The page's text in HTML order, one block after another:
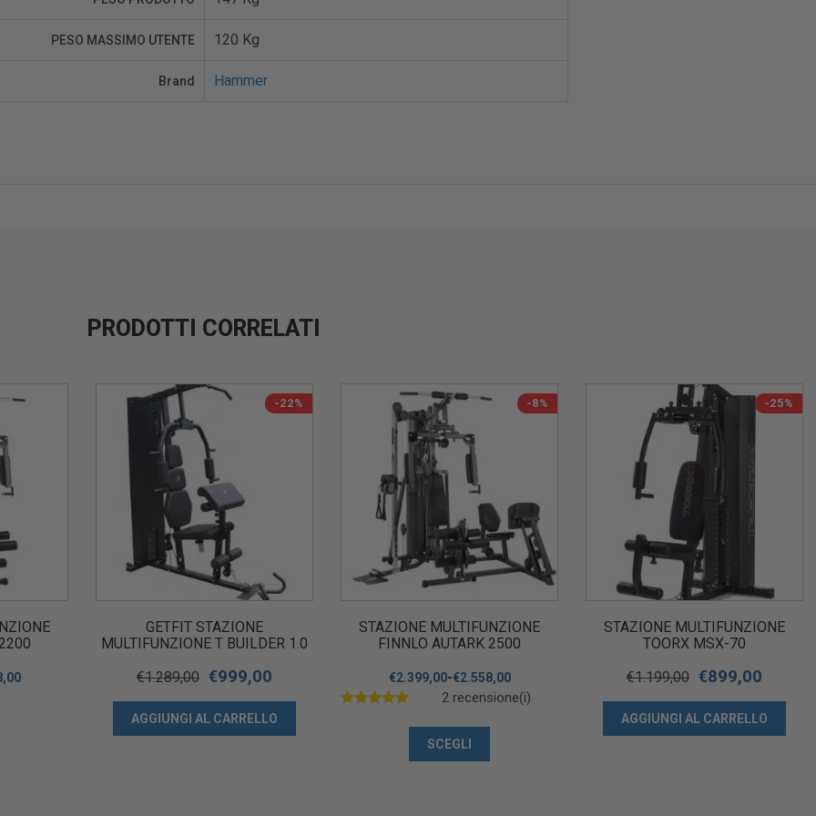
PESO MASSIMO UTENTE 120 Kg
Brand Hammer
PRODOTTI CORRELATI
-22%
GETFIT STAZIONE
MULTIFUNZIONE T BUILDER 1.0
€1.289,00 €999,00
AGGIUNGI AL CARRELLO
-8%
STAZIONE MULTIFUNZIONE
FINNLO AUTARK 2500
€2.399,00-€2.558,00
2 recensione(i)
SCEGLI
-25%
STAZIONE MULTIFUNZIONE
TOORX MSX-70
€1.199,00 €899,00
AGGIUNGI AL CARRELLO